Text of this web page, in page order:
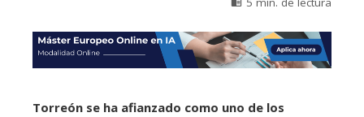
Torreón se ha afianzado como uno de los